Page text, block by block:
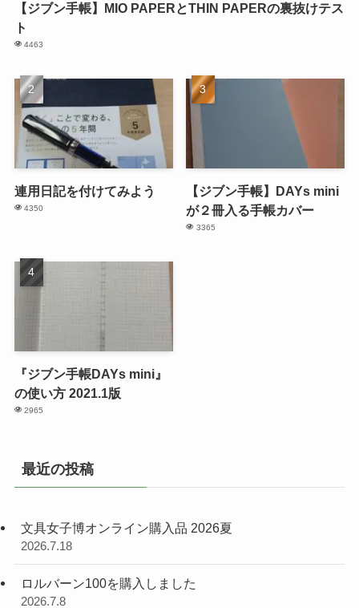
【ジブン手帳】MIO PAPERとTHIN PAPERの裏抜けテス
ト
4463
連用日記を付けてみよう
4350
【ジブン手帳】DAYs mini
が２冊入る手帳カバー
3365
『ジブン手帳DAYs mini』
の使い方 2021.1版
2965
最近の投稿
文具女子博オンライン購入品 2026夏
2026.7.18
ロルバーン100を購入しました
2026.7.8